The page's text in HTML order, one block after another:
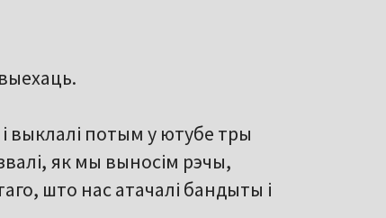
выклалі потым у ютубе тры
як мы выносім рэчы,
што нас атачалі бандыты і